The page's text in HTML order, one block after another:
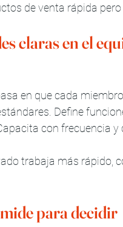
de venta rápida
claras en el
en que cada
Define
con frecuencia y
trabaja más rápido,
para decidir